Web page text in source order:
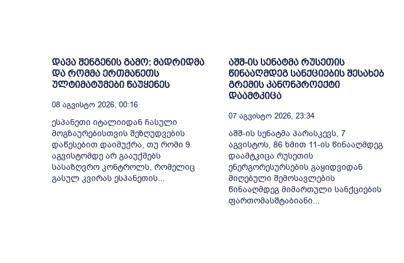
დავა შენგენის გამო: მადრიდმა
და რომმა ერთმანეთს
ულტიმატუმები წაუყენეს
08 Აგვისტო 2026, 00:16
ესპანეთი იტალიიდან ჩასული
მოგზაურებისთვის შეზღუდვების
დაწესებით დაიმუქრა, თუ რომი 9
აგვისტომდე არ გააუქმებს
სასაზღვრო კონტროლს, რომელიც
გასულ კვირას ესპანეთის...
აშშ-ის სენატმა რუსეთის
წინააღმდეგ სანქციების შესახებ
გრემის კანონპროექტი
დაამტკიცა
07 Აგვისტო 2026, 23:34
აშშ-ის სენატმა პარასკევს, 7
აგვისტოს, 86 ხმით 11-ის წინააღმდეგ
დაამტკიცა რუსეთის
ენერგორესურსების გაყიდვიდან
მიღებული შემოსავლების
წინააღმდეგ მიმართული სანქციების
ფართომასშტაბიანი...